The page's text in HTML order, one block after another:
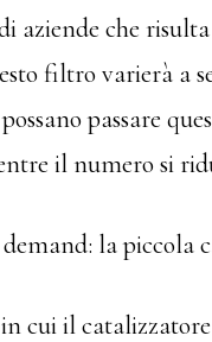
aziende che
filtro varierà a
passare
il numero si
demand: la
cui il